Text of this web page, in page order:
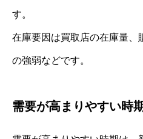
す。
在庫要因は買取店の在庫量、
の強弱などです。
需要が高まりやすい時